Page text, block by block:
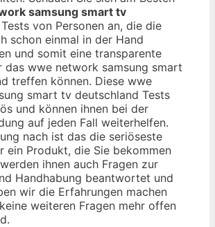
samsung smart tv
Tests von Personen an, die die
schon einmal in der Hand
und somit eine transparente
das wwe network samsung smart
treffen können. Diese wwe
smart tv deutschland Tests
und können ihnen bei der
auf jeden Fall weiterhelfen.
nach ist das die seriöseste
ein Produkt, die Sie bekommen
ihnen auch Fragen zur
Handhabung beantwortet und
wir die Erfahrungen machen
weiteren Fragen mehr offen